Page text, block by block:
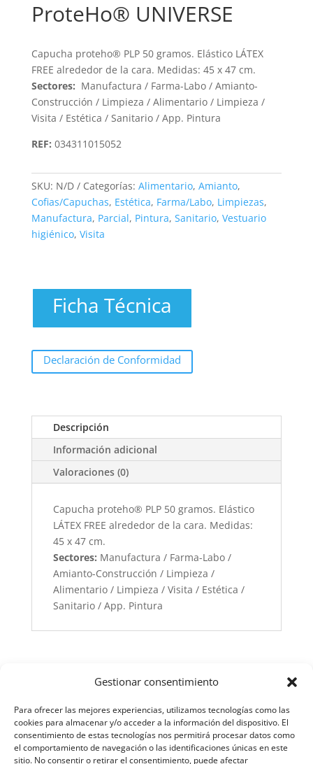
Gestionar consentimiento
Para ofrecer las mejores experiencias, utilizamos tecnologías como las
cookies para almacenar y/o acceder a la información del dispositivo. El
consentimiento de estas tecnologías nos permitirá procesar datos como
el comportamiento de navegación o las identificaciones únicas en este
sitio. No consentir o retirar el consentimiento, puede afectar
ProteHo® UNIVERSE
Capucha proteho® PLP 50 gramos. Elástico LÁTEX
FREE alrededor de la cara. Medidas: 45 x 47 cm.
Sectores: Manufactura / Farma-Labo / Amianto-
Construcción / Limpieza / Alimentario / Limpieza /
Visita / Estética / Sanitario / App. Pintura
REF: 034311015052
SKU: N/D Categorías: Alimentario, Amianto,
Cofias/Capuchas, Estética, Farma/Labo, Limpiezas,
Manufactura, Parcial, Pintura, Sanitario, Vestuario
higiénico, Visita
Ficha Técnica
Declaración de Conformidad
Descripción
Información adicional
Valoraciones (0)
Capucha proteho® PLP 50 gramos. Elástico
LÁTEX FREE alrededor de la cara. Medidas:
45 x 47 cm.
Sectores: Manufactura / Farma-Labo /
Amianto-Construcción / Limpieza /
Alimentario / Limpieza / Visita / Estética /
Sanitario / App. Pintura